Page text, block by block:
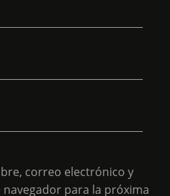
correo electrónico y
navegador para la próxima